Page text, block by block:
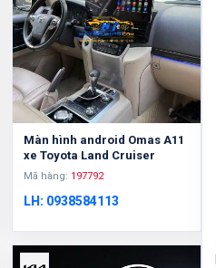
Màn hình android Omas A11
xe Toyota Land Cruiser
Mã hàng: 197792
LH: 0938584113